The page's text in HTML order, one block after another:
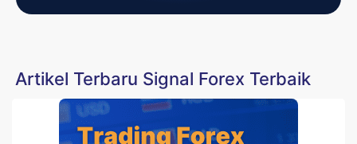
Artikel Terbaru Signal Forex Terbaik